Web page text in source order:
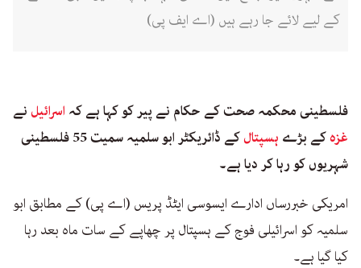
کے لیے لائے جا رہے ہیں (اے ایف پی)
فلسطینی محکمہ صحت کے حکام نے پیر کو کہا ہے کہ اسرائیل نے
غزہکے بڑے ہسپتال
کے ڈائریکٹر ابو سلمیہ سمیت 55 فلسطینی
شہریوں کو رہا کر دیا ہے۔
امریکی خبررساں ادارے ایسوسی ایٹڈ پریس (اے پی) کے مطابق ابو
سلمیہ کو اسرائیلی فوج کے ہسپتال پر چھاپے کے سات ماہ بعد رہا
کیا گیا ہے۔